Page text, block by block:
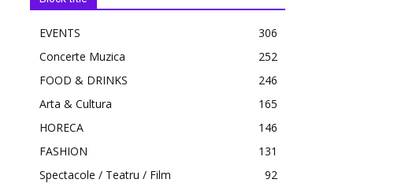
EVENTS
306
Concerte Muzica
252
FOOD & DRINKS
246
Arta & Cultura
165
HORECA
146
FASHION
131
Spectacole / Teatru / Film
92